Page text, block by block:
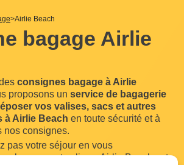
Airlie Beach
bagage Airlie
consignes bagage à Airlie
proposons un service de bagagerie
vos valises, sacs et autres
à Airlie Beach en toute sécurité et à
nos consignes.
pas votre séjour en vous
bagages et valises. Airlie Beach est